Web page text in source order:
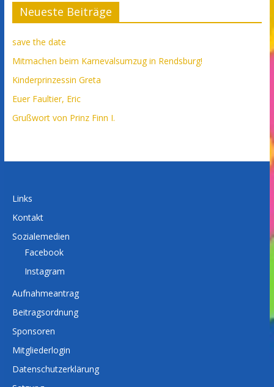
Neueste Beiträge
save the date
Mitmachen beim Karnevalsumzug in Rendsburg!
Kinderprinzessin Greta
Euer Faultier, Eric
Grußwort von Prinz Finn I.
Links
Kontakt
Sozialemedien
Facebook
Instagram
Aufnahmeantrag
Beitragsordnung
Sponsoren
Mitgliederlogin
Datenschutzerklärung